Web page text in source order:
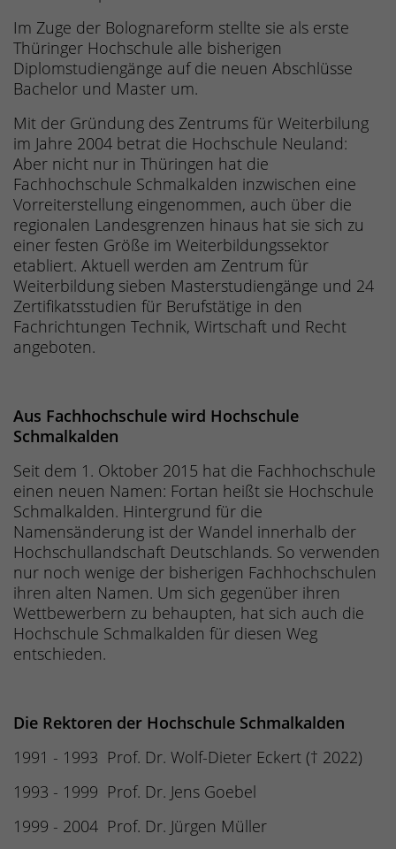
Im Zuge der Bolognareform stellte sie als erste
Thüringer Hochschule alle bisherigen
Diplomstudiengänge auf die neuen Abschlüsse
Bachelor und Master um.
Mit der Gründung des Zentrums für Weiterbilung
im Jahre 2004 betrat die Hochschule Neuland:
Aber nicht nur in Thüringen hat die
Fachhochschule Schmalkalden inzwischen eine
Vorreiterstellung eingenommen, auch über die
regionalen Landesgrenzen hinaus hat sie sich zu
einer festen Größe im Weiterbildungssektor
etabliert. Aktuell werden am Zentrum für
Weiterbildung sieben Masterstudiengänge und 24
Zertifikatsstudien für Berufstätige in den
Fachrichtungen Technik, Wirtschaft und Recht
angeboten.
Aus Fachhochschule wird Hochschule
Schmalkalden
Seit dem 1. Oktober 2015 hat die Fachhochschule
einen neuen Namen: Fortan heißt sie Hochschule
Schmalkalden. Hintergrund für die
Namensänderung ist der Wandel innerhalb der
Hochschullandschaft Deutschlands. So verwenden
nur noch wenige der bisherigen Fachhochschulen
ihren alten Namen. Um sich gegenüber ihren
Wettbewerbern zu behaupten, hat sich auch die
Hochschule Schmalkalden für diesen Weg
entschieden.
Die Rektoren der Hochschule Schmalkalden
1991 - 1993 Prof. Dr. Wolf-Dieter Eckert († 2022)
1993 - 1999 Prof. Dr. Jens Goebel
1999 - 2004 Prof. Dr. Jürgen Müller